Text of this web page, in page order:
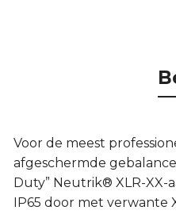
Voor de meest
afgeschermde
Duty” Neutrik® XLR-
IP65 door met verwante